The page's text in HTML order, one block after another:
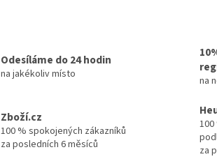
Odesíláme do 24 hodin
na jakékoliv místo
na
Zboží.cz
100 % spokojených zákazníků
za posledních 6 měsíců
za